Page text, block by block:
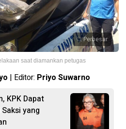
Perbesar
saat diamankan petugas
| Editor: Priyo Suwarno
KPK Dapat
yang